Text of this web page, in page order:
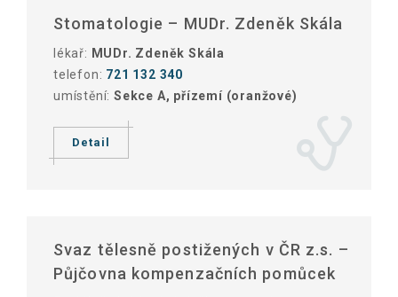
Stomatologie – MUDr. Zdeněk Skála
lékař: MUDr. Zdeněk Skála
telefon: 721 132 340
umístění: Sekce A, přízemí (oranžové)
Detail
Svaz tělesně postižených v ČR z.s. –
Půjčovna kompenzačních pomůcek